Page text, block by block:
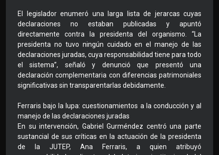
El legislador enumeró una larga lista de jerarcas cuyas
declaraciones no estaban publicadas y apuntó
directamente contra la presidenta del organismo. “La
presidenta no tuvo ningún cuidado en el manejo de las
declaraciones juradas, cuya responsabilidad tiene para todo
el sistema”, señaló y denunció que presentó una
declaración complementaria con diferencias patrimoniales
significativas sin transparentarlas debidamente.
Ferraris bajo la lupa: cuestionamientos a la conducción y al
manejo de las declaraciones juradas
En su intervención, Gabriel Gurméndez centró una parte
sustancial de sus críticas en la actuación de la presidenta
de la JUTEP, Ana Ferraris, a quien atribuyó